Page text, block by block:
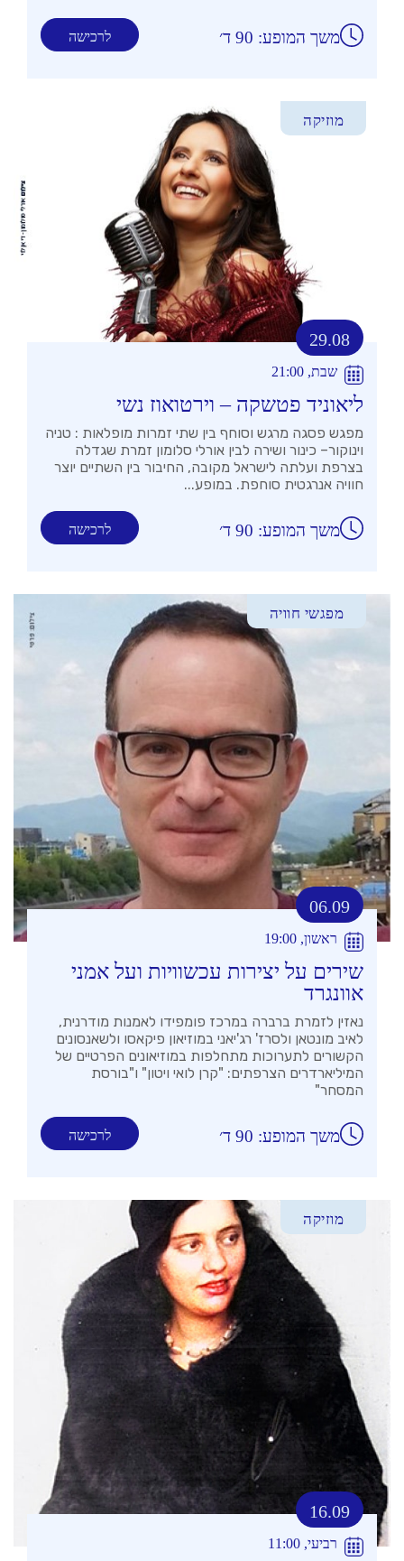
לרכישה משך המופע: 90 ד׳
מוזיקה
29.08
שבת, 21:00
ליאוניד פטשקה – וירטואוז נשי
מפגש פסגה מרגש וסוחף בין שתי זמרות מופלאות : טניה
וינוקור– כינור ושירה לבין אורלי סלומון זמרת שגדלה
בצרפת ועלתה לישראל מקובה, החיבור בין השתיים יוצר
חוויה אנרגטית סוחפת. במופע...
לרכישה משך המופע: 90 ד׳
מפגשי חוויה
06.09
ראשון, 19:00
שירים על יצירות עכשוויות ועל אמני
אוונגרד
נאזין לזמרת ברברה במרכז פומפידו לאמנות מודרנית,
לאיב מונטאן ולסרז' רג'יאני במוזיאון פיקאסו ולשאנסונים
הקשורים לתערוכות מתחלפות במוזיאונים הפרטיים של
המיליארדרים הצרפתים: "קרן לואי ויטון" ו"בורסת
המסחר"
לרכישה משך המופע: 90 ד׳
מוזיקה
16.09
רביעי, 11:00